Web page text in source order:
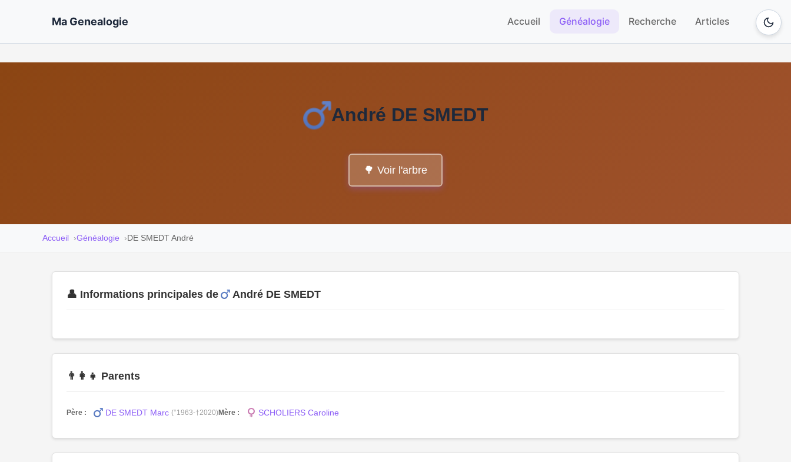
Ma Genealogie Accueil Généalogie Recherche Articles
André DE SMEDT
🌳 Voir l'arbre
Accueil Généalogie DE SMEDT André
👤 Informations principales de André DE SMEDT
👨‍👩‍👧 Parents
Père : DE SMEDT Marc (°1963-†2020)Mère : SCHOLIERS Caroline